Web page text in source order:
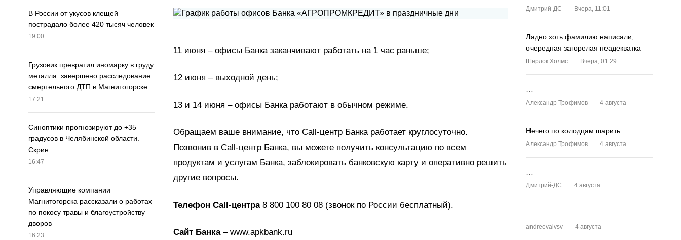
В России от укусов клещей
пострадало более 420 тысяч человек
19:00
Грузовик превратил иномарку в груду
металла: завершено расследование
смертельного ДТП в Магнитогорске
17:21
Синоптики прогнозируют до +35
градусов в Челябинской области.
Скрин
16:47
Управляющие компании
Магнитогорска рассказали о работах
по покосу травы и благоустройству
дворов
16:23
11 июня – офисы Банка заканчивают работать на 1 час раньше;
12 июня – выходной день;
13 и 14 июня – офисы Банка работают в обычном режиме.
Обращаем ваше внимание, что Call-центр Банка работает круглосуточно.
Позвонив в Call-центр Банка, вы можете получить консультацию по всем
продуктам и услугам Банка, заблокировать банковскую карту и оперативно решить
другие вопросы.
Телефон Call-центра8 800 100 80 08 (звонок по России бесплатный).
Сайт Банка– www.apkbank.ru
Дмитрий-ДС Вчера, 11:01
Ладно хоть фамилию написали,
очередная загорелая неадекватка
Шерлок Холмс Вчера, 01:29
Александр Трофимов 4 августа
Нечего по колодцам шарить......
Александр Трофимов 4 августа
Дмитрий-ДС 4 августа
andreevaivsv 4 августа